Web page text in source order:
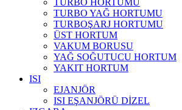
TURBO HORTUMU
TURBO YAĞ HORTUMU
TURBOŞARJ HORTUMU
ÜST HORTUM
VAKUM BORUSU
YAĞ SOĞUTUCU HORTUM
YAKIT HORTUM
ISI
EJANJÖR
ISI EŞANJÖRÜ DİZEL